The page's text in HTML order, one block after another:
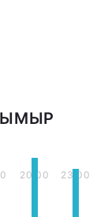
20:00 23:00